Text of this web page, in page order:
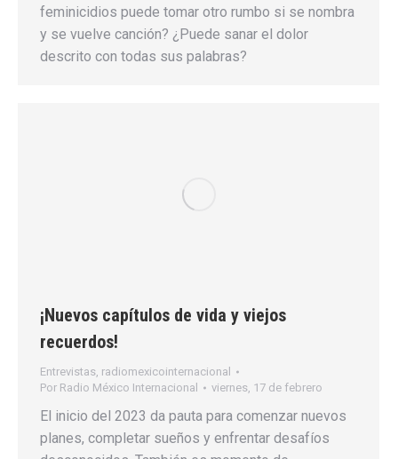
feminicidios puede tomar otro rumbo si se nombra
y se vuelve canción? ¿Puede sanar el dolor
descrito con todas sus palabras?
¡Nuevos capítulos de vida y viejos
recuerdos!
Entrevistas radiomexicointernacional
Por Radio México Internacional viernes, 17 de febrero
El inicio del 2023 da pauta para comenzar nuevos
planes, completar sueños y enfrentar desafíos